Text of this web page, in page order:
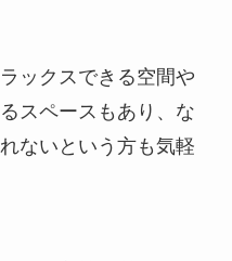
ックスできる空間や
スペースもあり、な
ないという方も気軽